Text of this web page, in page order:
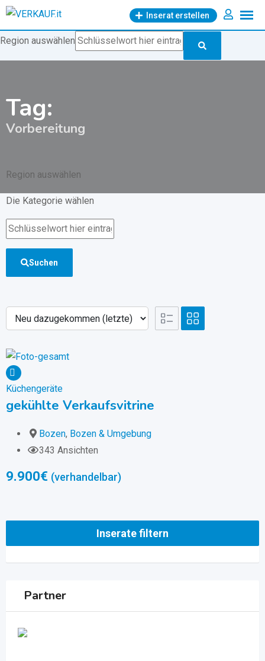
Zum
springen
Inserat erstellen
Region auswählen
Tag:
Vorbereitung
Region auswählen
Die Kategorie wählen
Suchen
Küchengeräte
gekühlte Verkaufsvitrine
Bozen, Bozen & Umgebung
343 Ansichten
9.900€ (verhandelbar)
Inserate filtern
Partner